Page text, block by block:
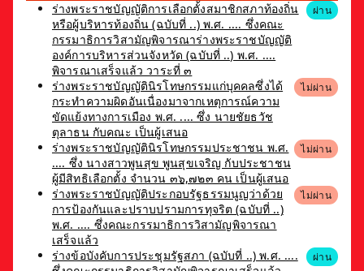
ร่างพระราชบัญญัติการเลือกตั้งสมาชิกสภาท้องถิ่น
หรือผู้บริหารท้องถิ่น (ฉบับที่ ..) พ.ศ. .... ซึ่งคณะ
กรรมาธิการวิสามัญพิจารณาร่างพระราชบัญญัติ
องค์การบริหารส่วนจังหวัด (ฉบับที่ ..) พ.ศ. ....
พิจารณาเสร็จแล้ว วาระที่ ๓
ผ่าน
ร่างพระราชบัญญัตินิรโทษกรรมแก่บุคคลซึ่งได้
กระทำความผิดอันเนื่องมาจากเหตุการณ์ความ
ขัดแย้งทางการเมือง พ.ศ. .... ซึ่ง นายชัยธวัช
ตุลาธน กับคณะ เป็นผู้เสนอ
ไม่ผ่าน
ร่างพระราชบัญญัตินิรโทษกรรมประชาชน พ.ศ.
.... ซึ่ง นางสาวพูนสุข พูนสุขเจริญ กับประชาชน
ผู้มีสิทธิเลือกตั้ง จำนวน ๓๖,๗๒๓ คน เป็นผู้เสนอ
ไม่ผ่าน
ร่างพระราชบัญญัติประกอบรัฐธรรมนูญว่าด้วย
การป้องกันและปราบปรามการทุจริต (ฉบับที่ ..)
พ.ศ. .... ซึ่งคณะกรรมาธิการวิสามัญพิจารณา
เสร็จแล้ว
ไม่ผ่าน
ร่างข้อบังคับการประชุมรัฐสภา (ฉบับที่ ..) พ.ศ. ....
ผ่าน